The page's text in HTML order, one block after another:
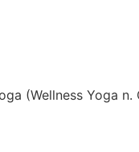
(Wellness Yoga n.